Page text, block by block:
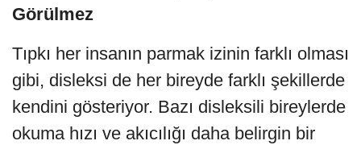
Görülmez
Tıpkı her insanın parmak izinin farklı olması
gibi, disleksi de her bireyde farklı şekillerde
kendini gösteriyor. Bazı disleksili bireylerde
okuma hızı ve akıcılığı daha belirgin bir